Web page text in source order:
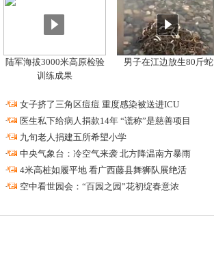
陆军海拔3000米高原检验
训练成果
男子在江边放生80斤蛇
·
女子挤了三角区痘痘 重度感染被送进ICU
·
医生私下给病人捐款14年 “谎称”是慈善项目
·
九旬老人捐建五所希望小学
·
中央气象台：冷空气来袭 北方降温南方暴雨
·
4米高桩如履平地 看广西藤县舞狮队展绝活
·
空中看世园会：“百园之园”花初绽春意浓